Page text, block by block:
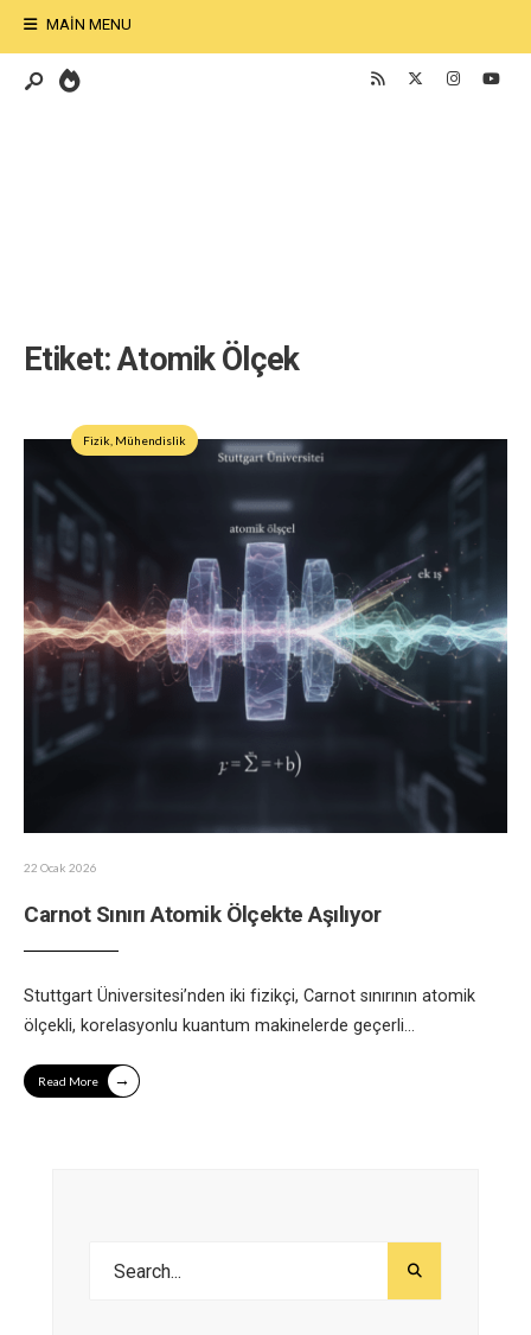
MAIN MENU
Etiket:Atomik Ölçek
Fizik Mühendislik
22 Ocak 2026
Carnot Sınırı Atomik Ölçekte Aşılıyor
Stuttgart Üniversitesi’nden iki fizikçi, Carnot sınırının atomik
ölçekli, korelasyonlu kuantum makinelerde geçerli...
Read More →